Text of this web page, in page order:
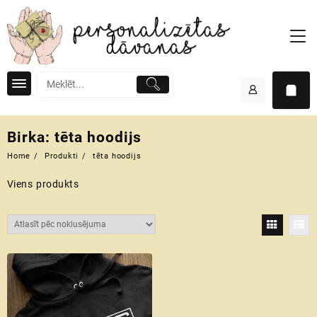
to
content
Birka: tēta hoodijs
Home Produkti tēta hoodijs
Viens produkts